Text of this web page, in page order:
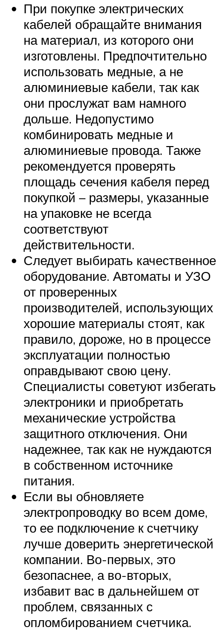
При покупке электрических
кабелей обращайте внимания
на материал, из которого они
изготовлены. Предпочтительно
использовать медные, а не
алюминиевые кабели, так как
они прослужат вам намного
дольше. Недопустимо
комбинировать медные и
алюминиевые провода. Также
рекомендуется проверять
площадь сечения кабеля перед
покупкой – размеры, указанные
на упаковке не всегда
соответствуют
действительности.
Следует выбирать качественное
оборудование. Автоматы и УЗО
от проверенных
производителей, использующих
хорошие материалы стоят, как
правило, дороже, но в процессе
эксплуатации полностью
оправдывают свою цену.
Специалисты советуют избегать
электроники и приобретать
механические устройства
защитного отключения. Они
надежнее, так как не нуждаются
в собственном источнике
питания.
Если вы обновляете
электропроводку во всем доме,
то ее подключение к счетчику
лучше доверить энергетической
компании. Во-первых, это
безопаснее, а во-вторых,
избавит вас в дальнейшем от
проблем, связанных с
опломбированием счетчика.